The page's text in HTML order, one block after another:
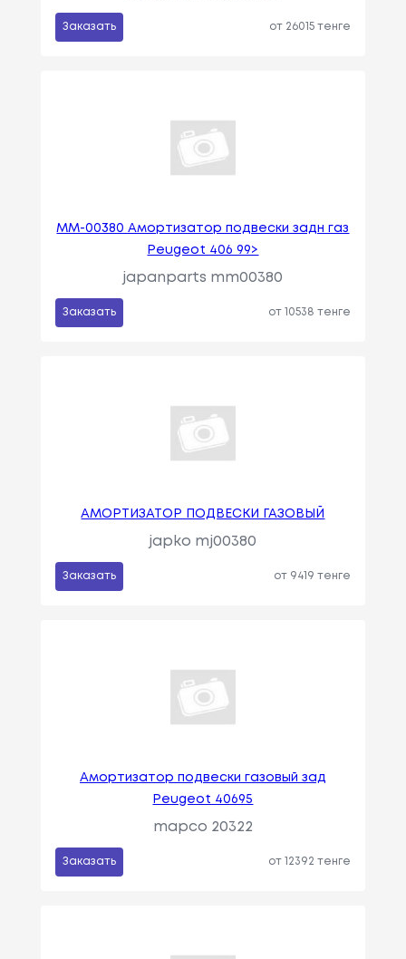
Заказать от 26015 тенге
MM-00380 Амортизатор подвески задн газ
Peugeot 406 99>
japanparts mm00380
Заказать от 10538 тенге
АМОРТИЗАТОР ПОДВЕСКИ ГАЗОВЫЙ
japko mj00380
Заказать от 9419 тенге
Амортизатор подвески газовый зад
Peugeot 40695
mapco 20322
Заказать от 12392 тенге